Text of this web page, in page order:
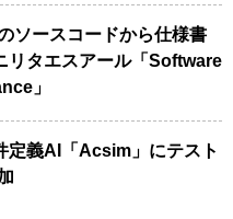
ソースコードから仕様書
リタエスアール「Software
」
定義AI「Acsim」にテスト